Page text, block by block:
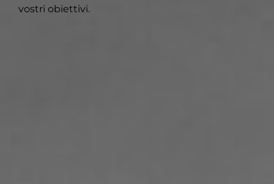
vostri obiettivi.